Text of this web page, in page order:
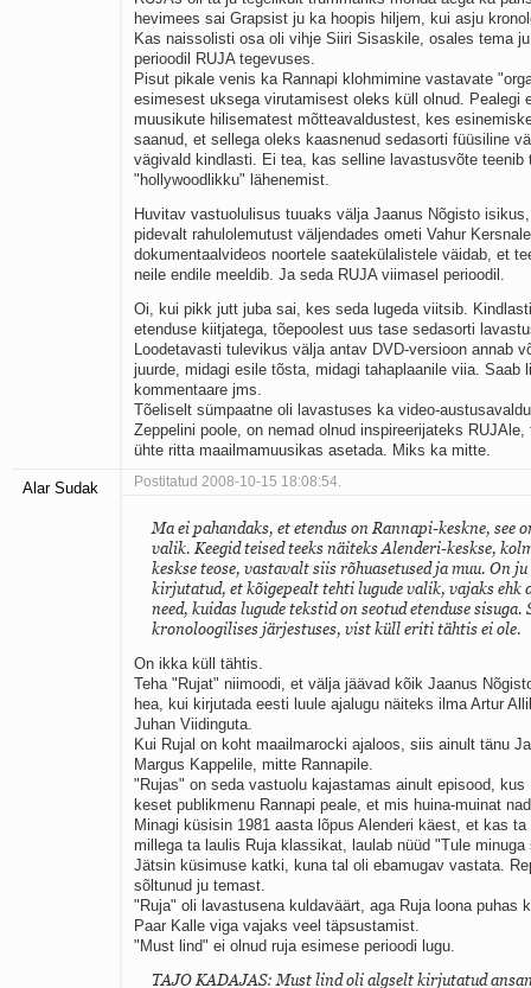
hevimees sai Grapsist ju ka hoopis hiljem, kui asju
Kas naissolisti osa oli vihje Siiri Sisaskile, osales tema
perioodil RUJA tegevuses.
Pisut pikale venis ka Rannapi klohmimine vastavate
esimesest uksega virutamisest oleks küll olnud. Pealegi
muusikute hilisematest mõtteavaldustest, kes
saanud, et sellega oleks kaasnenud sedasorti füüsiline
vägivald kindlasti. Ei tea, kas selline lavastusvõte teenib
"hollywoodlikku" lähenemist.
Huvitav vastuolulisus tuuaks välja Jaanus Nõgisto
pidevalt rahulolemutust väljendades ometi Vahur
dokumentaalvideos noortele saatekülalistele väidab, et
neile endile meeldib. Ja seda RUJA viimasel perioodil.
Oi, kui pikk jutt juba sai, kes seda lugeda viitsib.
etenduse kiitjatega, tõepoolest uus tase sedasorti
Loodetavasti tulevikus välja antav DVD-versioon annab
juurde, midagi esile tõsta, midagi tahaplaanile viia. Saab
kommentaare jms.
Tõeliselt sümpaatne oli lavastuses ka video-
Zeppelini poole, on nemad olnud inspireerijateks RUJAle,
ühte ritta maailmamuusikas asetada. Miks ka mitte.
Alar Sudak Postitatud 2008-10-15 18:08:54.
Ma ei pahandaks, et etendus on Rannapi-keskne, see
valik. Keegid teised teeks näiteks Alenderi-keskse,
keskse teose, vastavalt siis rõhuasetused ja muu. On
kirjutatud, et kõigepealt tehti lugude valik, vajaks ehk
need, kuidas lugude tekstid on seotud etenduse sisuga.
kronoloogilises järjestuses, vist küll eriti tähtis ei ole.
On ikka küll tähtis.
Teha "Rujat" niimoodi, et välja jäävad kõik Jaanus
hea, kui kirjutada eesti luule ajalugu näiteks ilma Artur
Juhan Viidinguta.
Kui Rujal on koht maailmarocki ajaloos, siis ainult tänu
Margus Kappelile, mitte Rannapile.
"Rujas" on seda vastuolu kajastamas ainult episood, kus
keset publikmenu Rannapi peale, et mis huina-muinat
Minagi küsisin 1981 aasta lõpus Alenderi käest, et kas
millega ta laulis Ruja klassikat, laulab nüüd "Tule minuga
Jätsin küsimuse katki, kuna tal oli ebamugav vastata.
sõltunud ju temast.
"Ruja" oli lavastusena kuldaväärt, aga Ruja loona puhas
Paar Kalle viga vajaks veel täpsustamist.
"Must lind" ei olnud ruja esimese perioodi lugu.
TAJO KADAJAS: Must lind oli algselt kirjutatud